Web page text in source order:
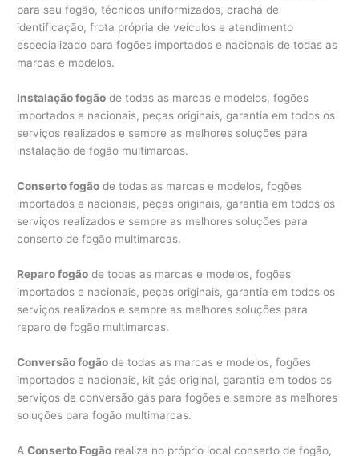
para seu fogão, técnicos uniformizados, crachá de
identificação, frota própria de veículos e atendimento
especializado para fogões importados e nacionais de todas as
marcas e modelos.
Instalação fogão de todas as marcas e modelos, fogões
importados e nacionais, peças originais, garantia em todos os
serviços realizados e sempre as melhores soluções para
instalação de fogão multimarcas.
Conserto fogão de todas as marcas e modelos, fogões
importados e nacionais, peças originais, garantia em todos os
serviços realizados e sempre as melhores soluções para
conserto de fogão multimarcas.
Reparo fogão de todas as marcas e modelos, fogões
importados e nacionais, peças originais, garantia em todos os
serviços realizados e sempre as melhores soluções para
reparo de fogão multimarcas.
Conversão fogão de todas as marcas e modelos, fogões
importados e nacionais, kit gás original, garantia em todos os
serviços de conversão gás para fogões e sempre as melhores
soluções para fogão multimarcas.
AConserto Fogão realiza no próprio local conserto de fogão,